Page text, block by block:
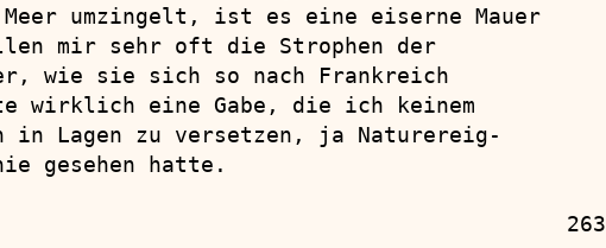
umzingelt, ist es eine eiserne Mauer
mir sehr oft die Strophen der
wie sie sich so nach Frankreich
wirklich eine Gabe, die ich keinem
in Lagen zu versetzen, ja Naturereig-
gesehen hatte.
263